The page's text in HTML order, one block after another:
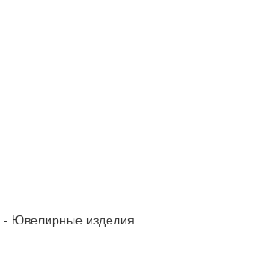
- Ювелирные изделия